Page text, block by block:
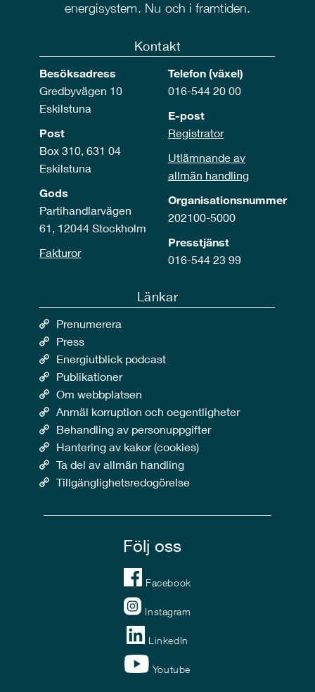
energisystem. Nu och i framtiden.
Kontakt
Besöksadress
Gredbyvägen 10
Eskilstuna
Post
Box 310, 631 04
Eskilstuna
Gods
Partihandlarvägen
61, 12044 Stockholm
Fakturor
Telefon (växel)
016-544 20 00
E-post
Registrator
Utlämnande av
allmän handling
Organisationsnummer
202100-5000
Presstjänst
016-544 23 99
Länkar
Prenumerera
Press
Energiutblick podcast
Publikationer
Om webbplatsen
Anmäl korruption och oegentligheter
Behandling av personuppgifter
Hantering av kakor (cookies)
Ta del av allmän handling
Tillgänglighetsredogörelse
Följ oss
Facebook
Instagram
LinkedIn
Youtube